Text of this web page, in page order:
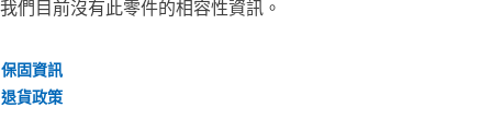
我們目前沒有此零件的相容性資訊。
保固資訊
退貨政策